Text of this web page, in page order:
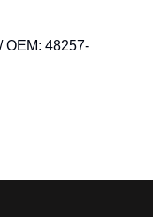
OEM: 48257-